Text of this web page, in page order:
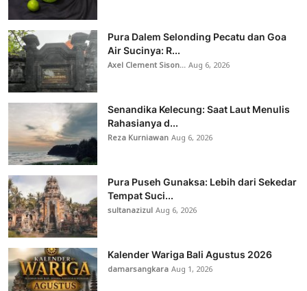
Pura Dalem Selonding Pecatu dan Goa
Air Sucinya: R...
Axel Clement Sison...Aug 6, 2026
Senandika Kelecung: Saat Laut Menulis
Rahasianya d...
Reza KurniawanAug 6, 2026
Pura Puseh Gunaksa: Lebih dari Sekedar
Tempat Suci...
sultanazizulAug 6, 2026
Kalender Wariga Bali Agustus 2026
damarsangkaraAug 1, 2026